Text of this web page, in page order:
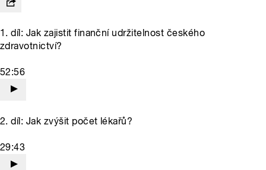
1. díl: Jak zajistit finanční udržitelnost českého
zdravotnictví?
52:56
2. díl: Jak zvýšit počet lékařů?
29:43